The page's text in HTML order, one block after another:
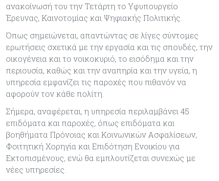
ανακοίνωσή του την Τετάρτη το Υφυπουργείο
Έρευνας, Καινοτομίας και Ψηφιακής Πολιτικής.
Όπως σημειώνεται, απαντώντας σε λίγες σύντομες
ερωτήσεις σχετικά με την εργασία και τις σπουδές, την
οικογένεια και το νοικοκυριό, το εισόδημα και την
περιουσία, καθώς και την αναπηρία και την υγεία, η
υπηρεσία εμφανίζει τις παροχές που πιθανόν να
αφορούν τον κάθε πολίτη.
Σήμερα, αναφέρεται, η υπηρεσία περιλαμβάνει 45
επιδόματα και παροχές, όπως επιδόματα και
βοηθήματα Πρόνοιας και Κοινωνικών Ασφαλίσεων,
Φοιτητική Χορηγία και Επιδότηση Ενοικίου για
Εκτοπισμένους, ενώ θα εμπλουτίζεται συνεχώς με
νέες υπηρεσίες.